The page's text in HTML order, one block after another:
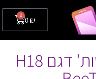
0 ₪
0
אוזניות רולר בלוטות' דגם H18